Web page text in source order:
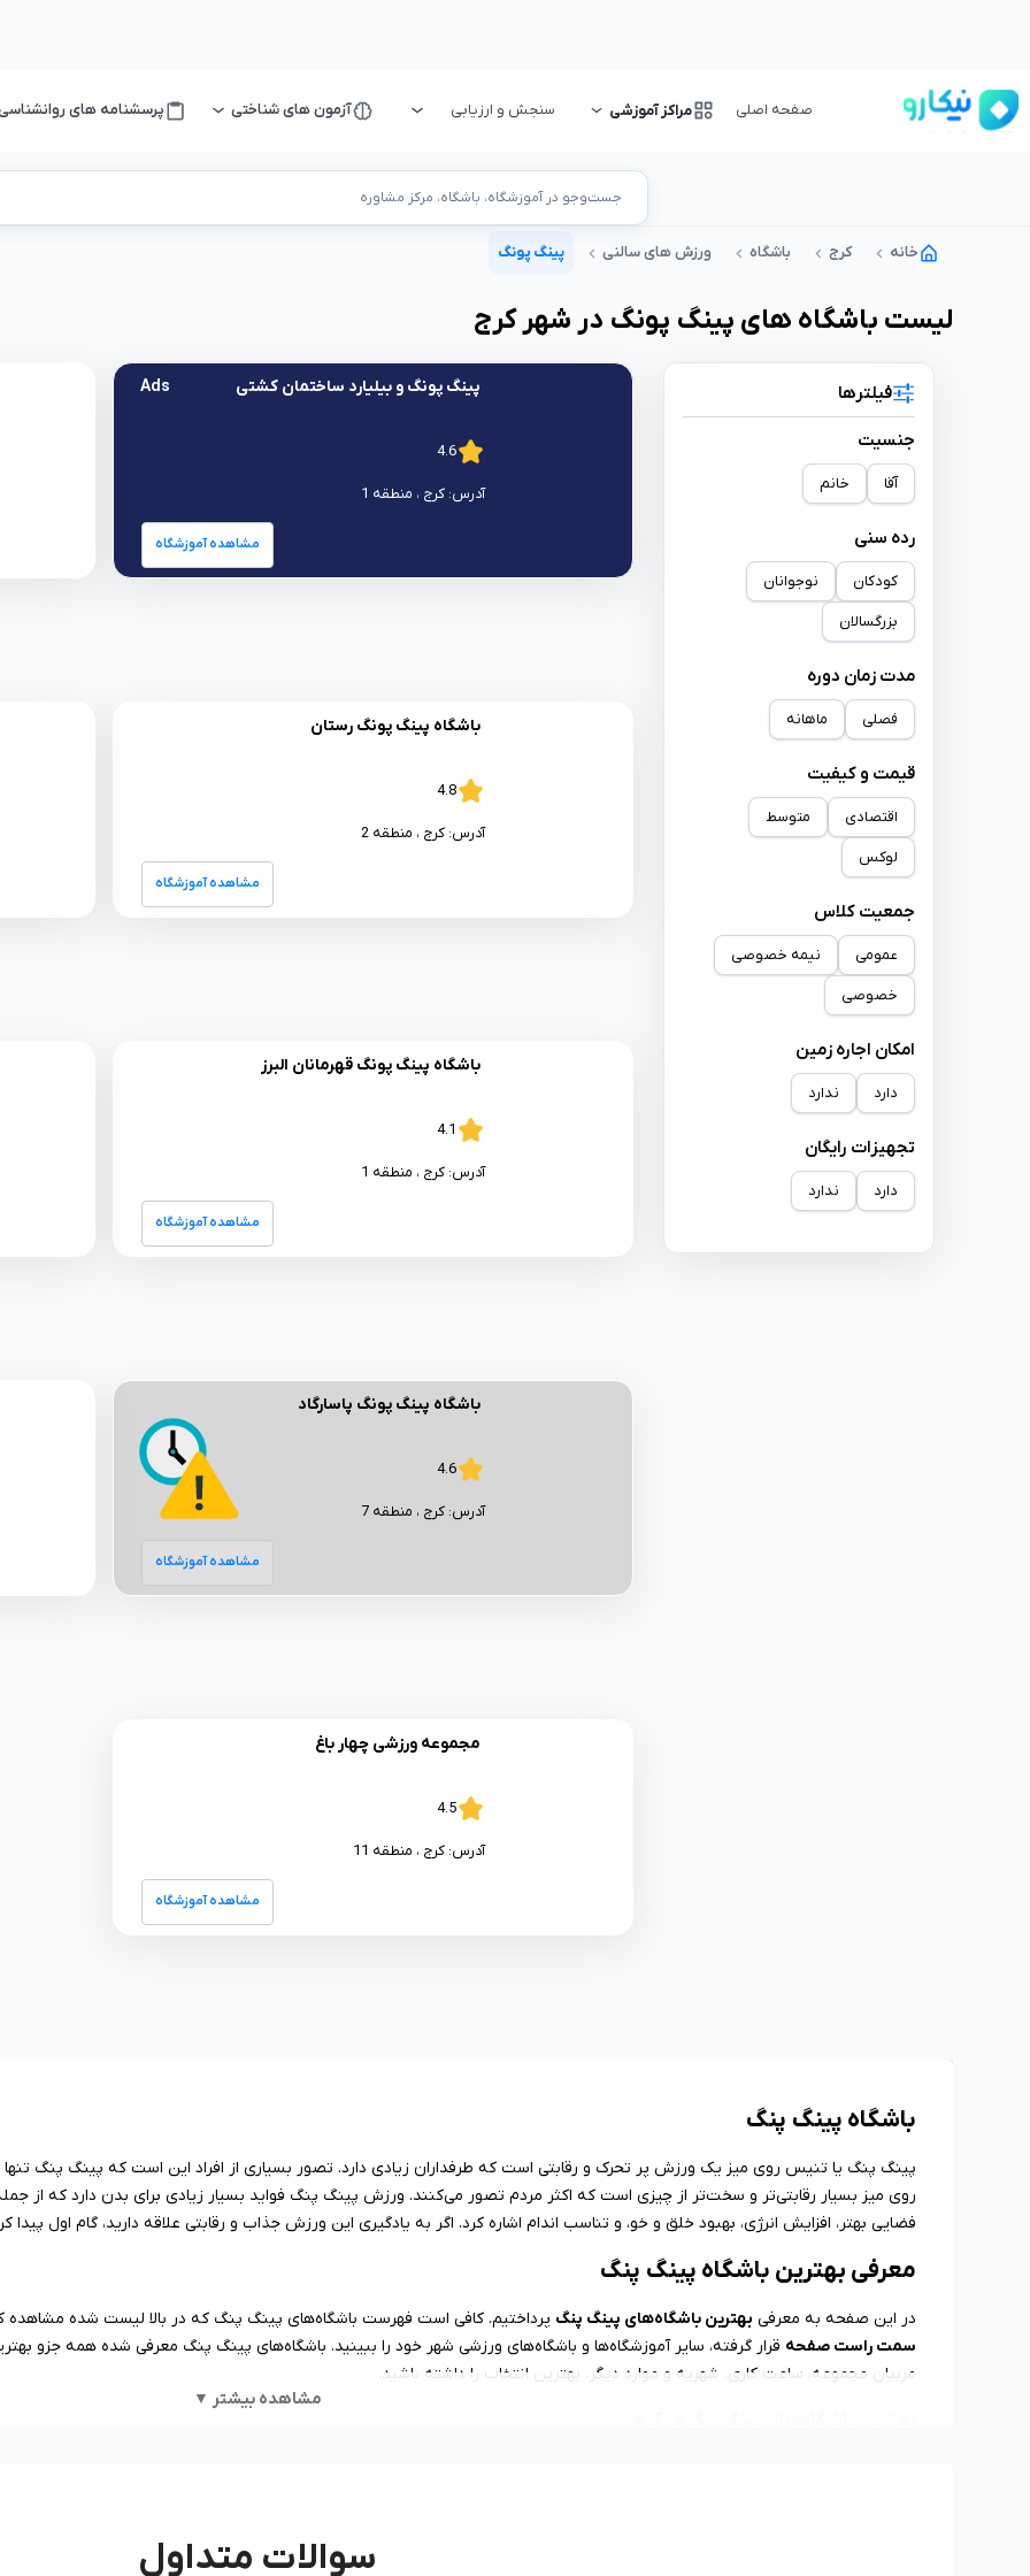
صفحه اصلی مراکز آموزشی سنجش و ارزیابی آزمون های شناختی پرسشنامه های
جست‌وجو در آموزشگاه، باشگاه، مرکز مشاوره
خانه کرج باشگاه ورزش های سالنی پینگ پونگ
لیست باشگاه های پینگ پونگ در شهرکرج
فیلترها
جنسیت
آقا خانم
رده سنی
کودکان نوجوانان
بزرگسالان
مدت زمان دوره
فصلی ماهانه
قیمت و کیفیت
اقتصادی متوسط
لوکس
جمعیت کلاس
عمومی نیمه خصوصی
خصوصی
امکان اجاره زمین
دارد ندارد
تجهیزات رایگان
دارد ندارد
پینگ پونگ و بیلیارد ساختمان کشتی Ads
4.6
آدرس:کرج ، منطقه 1
مشاهده آموزشگاه
باشگاه پینگ پونگ رستان
4.8
آدرس:کرج ، منطقه 2
مشاهده آموزشگاه
باشگاه پینگ پونگ قهرمانان البرز
4.1
آدرس:کرج ، منطقه 1
مشاهده آموزشگاه
باشگاه پینگ پونگ پاسارگاد
4.6
آدرس:کرج ، منطقه 7
مشاهده آموزشگاه
مجموعه ورزشی چهار باغ
4.5
آدرس:کرج ، منطقه 11
مشاهده آموزشگاه
مشاهده بیشتر ▼
باشگاه پینگ پنگ
پینگ پنگ یا تنیس روی میز یک ورزش پر تحرک و رقابتی است که طرفداران زیادی دارد. تصور بسیاری از افراد این است که پینگ پنگ
روی میز بسیار رقابتی‌تر و سخت‌تر از چیزی است که اکثر مردم تصور می‌کنند. ورزش پینگ پنگ فواید بسیار زیادی برای بدن دارد که از
فضایی بهتر، افزایش انرژی، بهبود خلق و خو، و تناسب اندام اشاره کرد. اگر به یادگیری این ورزش جذاب و رقابتی علاقه دارید، گام اول
معرفی بهترین باشگاه‌ پینگ پنگ
در این صفحه به معرفی بهترین باشگاه‌های پینگ پنگ پرداختیم. کافی است فهرست باشگاه‌های پینگ پنگ که در بالا لیست شده مشاهده
سمت راست صفحه قرار گرفته، سایر آموزشگاه‌ها و باشگاه‌های ورزشی شهر خود را ببینید. باشگاه‌های پینگ پنگ معرفی شده همه جزو
مربیان مجموعه، ساعت کاری، شهریه و موارد دیگر، بهترین انتخاب را داشته باشید.
سوالات متداول